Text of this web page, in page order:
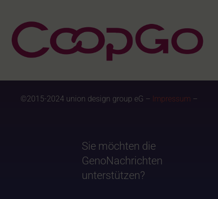
©2015-2024 union design group eG – Impressum –
Sie möchten die
GenoNachrichten
unterstützen?